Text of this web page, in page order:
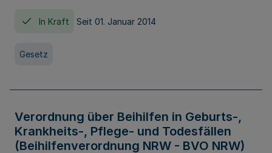
In Kraft Seit 01. Januar 2014
Gesetz
Verordnung über Beihilfen in Geburts-,
Krankheits-, Pflege- und Todesfällen
(Beihilfenverordnung NRW - BVO NRW)